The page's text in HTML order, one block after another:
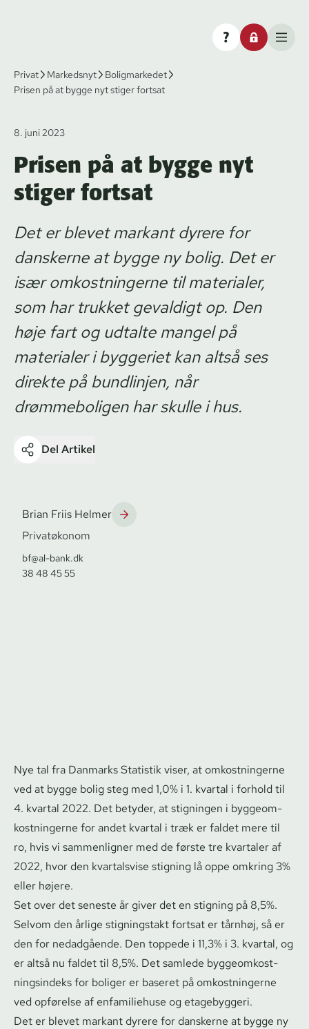
Privat Markedsnyt
Boligmarkedet
Prisen på at bygge nyt stiger fortsat
8. juni 2023
Prisen på at bygge nyt
stiger fortsat
Det er blevet markant dyrere for
danskerne at bygge ny bolig. Det er
især omkostningerne til materialer,
som har trukket gevaldigt op. Den
høje fart og udtalte mangel på
materialer i byggeriet kan altså ses
direkte på bundlinjen, når
drømmeboligen har skulle i hus.
Del Artikel
Brian Friis Helmer
Privatøkonom
bf@al-bank.dk
38 48 45 55
Nye tal fra Danmarks Statistik viser, at omkostningerne
ved at bygge bolig steg med 1,0% i 1. kvartal i forhold til
4. kvartal 2022. Det betyder, at stigningen i byg­geom­
kost­nin­ger­ne for andet kvartal i træk er faldet mere til
ro, hvis vi sammenligner med de første tre kvartaler af
2022, hvor den kvartalsvise stigning lå oppe omkring 3%
eller højere.
Set over det seneste år giver det en stigning på 8,5%.
Selvom den årlige stigningstakt fortsat er tårnhøj, så er
den for nedadgående. Den toppede i 11,3% i 3. kvartal, og
er altså nu faldet til 8,5%. Det samlede byg­geom­kost­
nings­in­deks for boliger er baseret på omkostningerne
ved opførelse af enfamiliehuse og etagebyggeri.
Det er blevet markant dyrere for danskerne at bygge ny